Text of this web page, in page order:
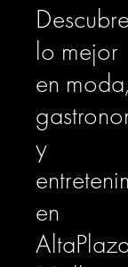
Descubre
lo mejor
en moda,
y
en